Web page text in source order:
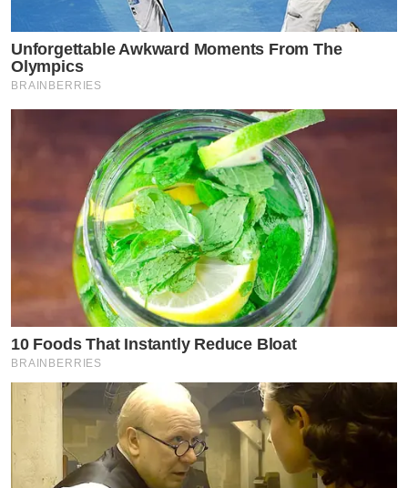
Unforgettable Awkward Moments From The
Olympics
BRAINBERRIES
10 Foods That Instantly Reduce Bloat
BRAINBERRIES